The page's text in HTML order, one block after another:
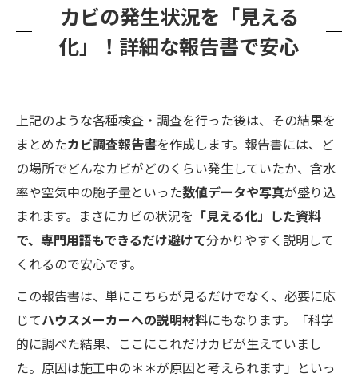
カビの発生状況を「見える
化」！詳細な報告書で安心
上記のような各種検査・調査を行った後は、その結果を
まとめたカビ調査報告書を作成します。報告書には、ど
の場所でどんなカビがどのくらい発生していたか、含水
率や空気中の胞子量といった数値データや写真が盛り込
まれます。まさにカビの状況を 「見える化」した資料
で、専門用語もできるだけ避けて分かりやすく説明して
くれるので安心です。
この報告書は、単にこちらが見るだけでなく、必要に応
じてハウスメーカーへの説明材料にもなります。「科学
的に調べた結果、ここにこれだけカビが生えていまし
た。原因は施工中の＊＊が原因と考えられます」といっ